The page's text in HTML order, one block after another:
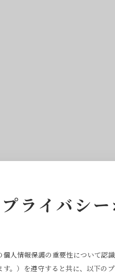
プライバシ
個人情報保護の重要性について認
す。）を遵守すると共に、以下の